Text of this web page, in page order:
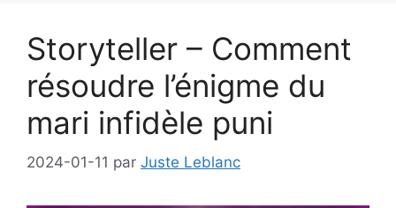
Storyteller – Comment
résoudre l’énigme du
mari infidèle puni
2024-01-11 par Juste Leblanc